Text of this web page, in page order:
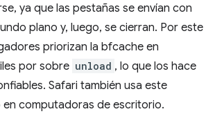
ya que las pestañas se envían con
plano y, luego, se cierran. Por este
priorizan la bfcache en
por sobre unload , lo que los hace
Safari también usa este
computadoras de escritorio.